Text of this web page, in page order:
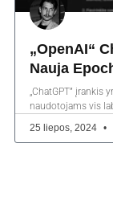
„OpenAI“
Nauja
„ChatGPT” įrankis
naudotojams vis
25 liepos, 2024